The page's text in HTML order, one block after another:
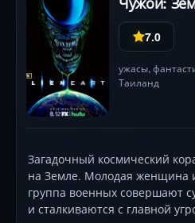
7.0
ужасы,
Таиланд
Загадочный космический
на Земле. Молодая женщина
группа военных совершают
и сталкиваются с главной